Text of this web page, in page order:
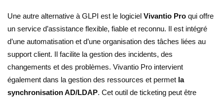
Une autre alternative à GLPI est le logiciel Vivantio Pro qui offre
un service d’assistance flexible, fiable et reconnu. Il est intégré
d’une automatisation et d’une organisation des tâches liées au
support client. Il facilite la gestion des incidents, des
changements et des problèmes. Vivantio Pro intervient
également dans la gestion des ressources et permet la
synchronisation AD/LDAP. Cet outil de ticketing peut être